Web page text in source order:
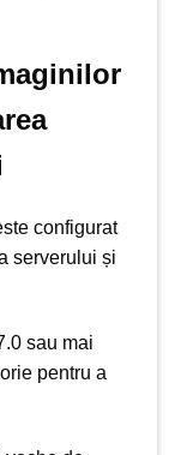
configurat
serverului și
sau mai
pentru a